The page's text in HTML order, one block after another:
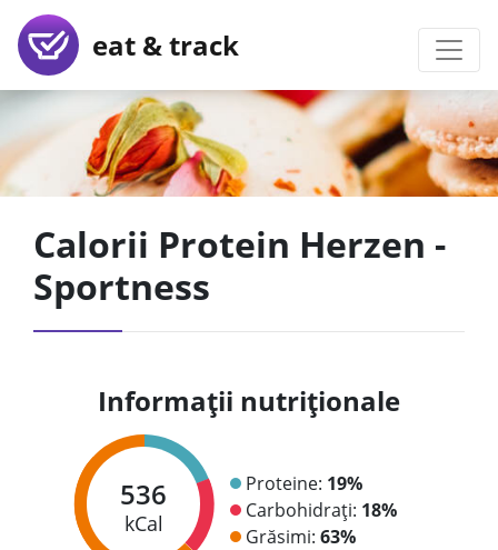
eat & track
Calorii Protein Herzen -
Sportness
Informații nutriționale
536
kCal
Proteine: 19%
Carbohidrați: 18%
Grăsimi: 63%